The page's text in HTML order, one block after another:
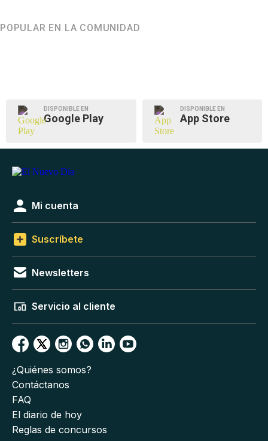
POPULAR EN LA COMUNIDAD
DISPONIBLE EN
Google Play
DISPONIBLE EN
App Store
Mi cuenta
Suscríbete
Newsletters
Servicio al cliente
¿Quiénes somos?
Contáctanos
FAQ
El diario de hoy
Reglas de concursos